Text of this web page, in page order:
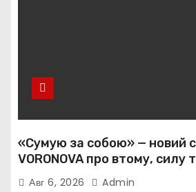
«Сумую за собою» — новий
VORONOVA про втому, силу
повернення до себе
Авг 6, 2026 Admin